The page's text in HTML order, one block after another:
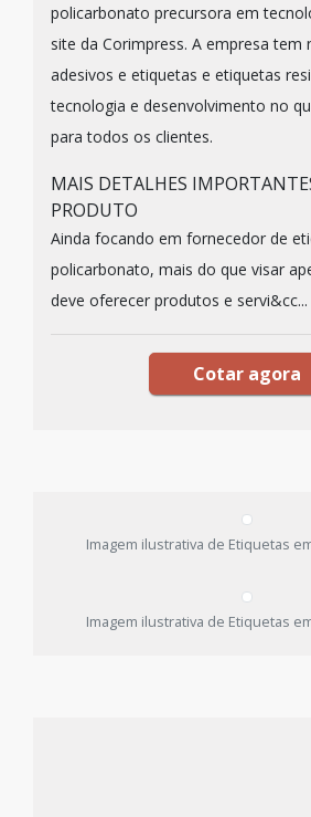
policarbonato precursora em
site da Corimpress. A empresa tem
adesivos e etiquetas e etiquetas
tecnologia e desenvolvimento no
para todos os clientes.
MAIS DETALHES
PRODUTO
Ainda focando em fornecedor de
policarbonato, mais do que visar
deve oferecer produtos e servi&cc...
Cotar agora
Imagem ilustrativa de Etiquetas
Imagem ilustrativa de Etiquetas